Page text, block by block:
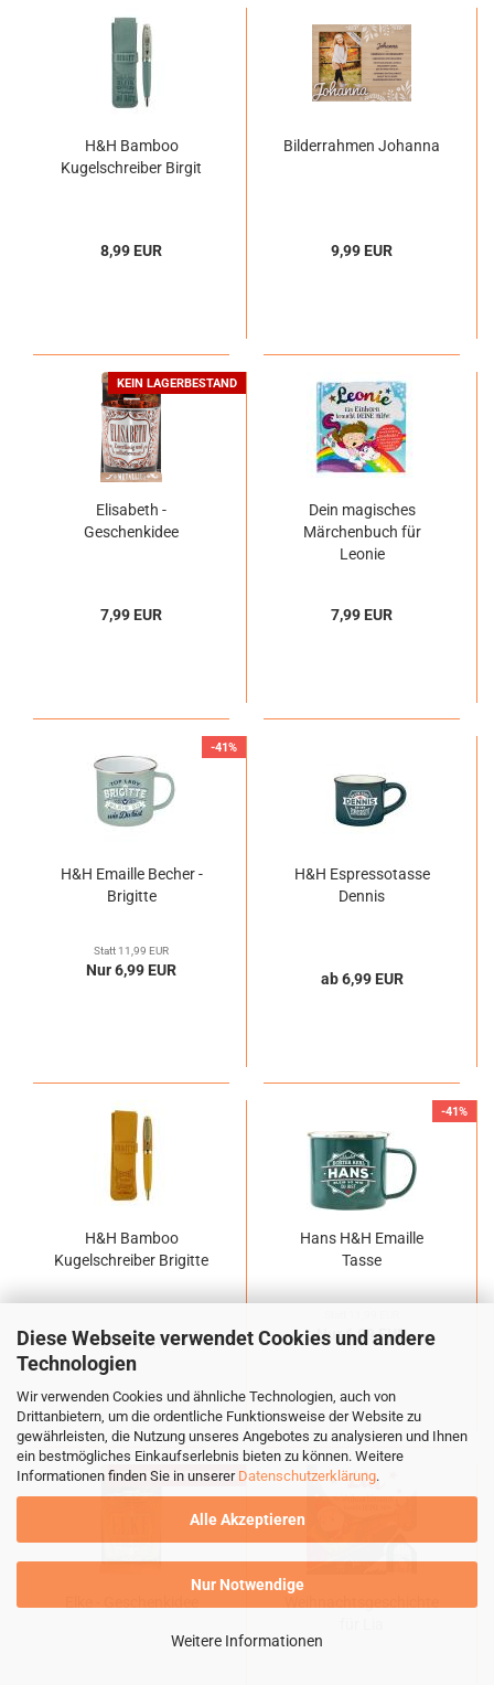
Diese Webseite verwendet Cookies und andere
Technologien
Wir verwenden Cookies und ähnliche Technologien, auch von
Drittanbietern, um die ordentliche Funktionsweise der Website zu
gewährleisten, die Nutzung unseres Angebotes zu analysieren und Ihnen
ein bestmögliches Einkaufserlebnis bieten zu können. Weitere
Informationen finden Sie in unserer Datenschutzerklärung.
Alle Akzeptieren
Nur Notwendige
Weitere Informationen
H&H Bamboo
Kugelschreiber Birgit
8,99 EUR
Bilderrahmen Johanna
9,99 EUR
KEIN LAGERBESTAND
Elisabeth -
Geschenkidee
7,99 EUR
Dein magisches
Märchenbuch für
Leonie
7,99 EUR
-41%
H&H Emaille Becher -
Brigitte
Statt 11,99 EUR
Nur 6,99 EUR
H&H Espressotasse
Dennis
ab 6,99 EUR
H&H Bamboo
Kugelschreiber Brigitte
8,99 EUR
-41%
Hans H&H Emaille
Tasse
Nur 6,99 EUR
KEIN LAGERBESTAND